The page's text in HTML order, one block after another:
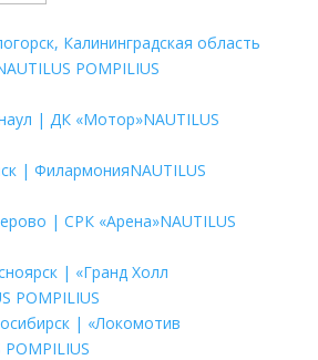
Калининградская область
POMPILIUS
| ДК «Мотор»NAUTILUS
| ФилармонияNAUTILUS
| СРК «Арена»NAUTILUS
| «Гранд Холл
POMPILIUS
| «Локомотив